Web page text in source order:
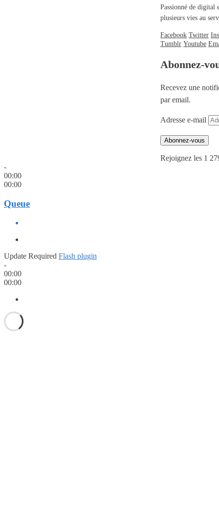
Passionné de digital
plusieurs vies au
Facebook Twitter
Tumblr Youtube
Abonnez-
Recevez une
par email.
Adresse e-mail
Abonnez-vous
Rejoignez les 1
-
00:00
00:00
Queue
Update Required Flash plugin
-
00:00
00:00